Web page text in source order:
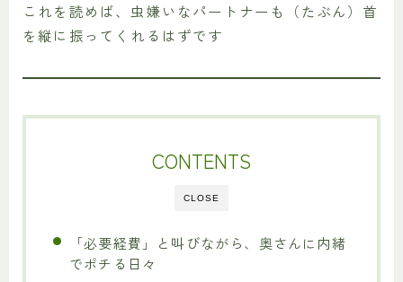
これを読めば、虫嫌いなパートナーも（たぶん）首
を縦に振ってくれるはずです
CLOSE
CONTENTS
「必要経費」と叫びながら、奥さんに内緒
でポチる日々